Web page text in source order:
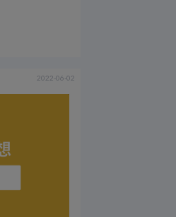
2022-06-02